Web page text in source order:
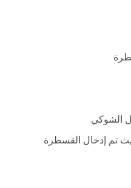
الشوكي
تم إدخال القسطرة